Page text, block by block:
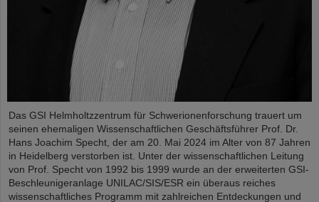
Das GSI Helmholtzzentrum für Schwerionenforschung trauert um
seinen ehemaligen Wissenschaftlichen Geschäftsführer Prof. Dr.
Hans Joachim Specht, der am 20. Mai 2024 im Alter von 87 Jahren
in Heidelberg verstorben ist. Unter der wissenschaftlichen Leitung
von Prof. Specht von 1992 bis 1999 wurde an der erweiterten GSI-
Beschleunigeranlage UNILAC/SIS/ESR ein überaus reiches
wissenschaftliches Programm mit zahlreichen Entdeckungen und